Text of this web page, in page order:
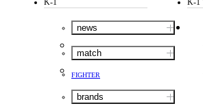
K-1
news
match
FIGHTER
brands
K-1